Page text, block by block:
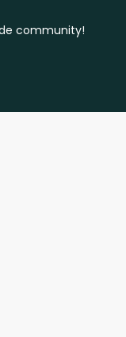
community!